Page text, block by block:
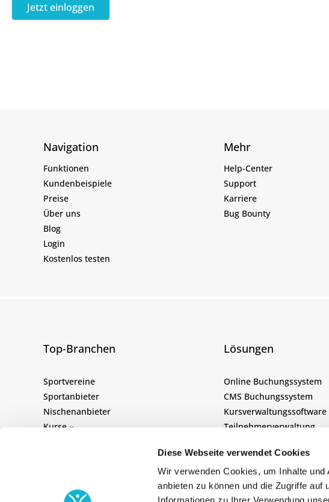
Diese Webseite verwendet Cookies
Wir verwenden Cookies, um Inhalte
anbieten zu können und die Zugriffe
Jetzt einloggen
Navigation
Funktionen
Kundenbeispiele
Preise
Über uns
Blog
Login
Kostenlos testen
Mehr
Help-Center
Support
Karriere
Bug Bounty
Top-Branchen
Sportvereine
Sportanbieter
Nischenanbieter
Kurse
Seminare
Lösungen
Online Buchungssystem
CMS Buchungssystem
Kursverwaltungssoftware
Teilnehmerverwaltung
Kursplanung
Anwesenheitsliste App
Buchungs App